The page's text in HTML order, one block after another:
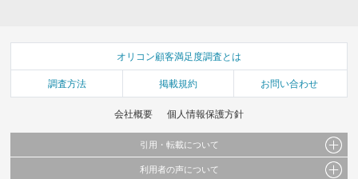
オリコン顧客満足度調査とは
調査方法 掲載規約 お問い合わせ
会社概要 個人情報保護方針
引用・転載について
当サイトで公開されている情報（文字、写真、イラスト、画像データ等）及びこれらの配
利用者の声について